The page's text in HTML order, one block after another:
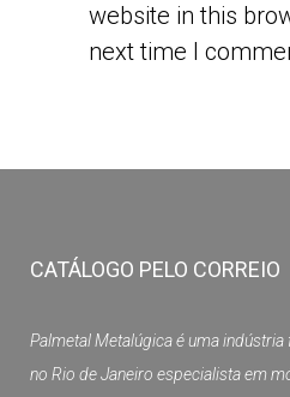
website in this
next time I
CATÁLOGO PELO CORREIO
Palmetal Metalúgica é uma
no Rio de Janeiro especialista em